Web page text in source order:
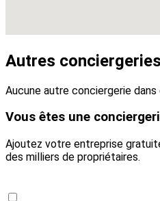
Autres
Aucune autre conciergerie
Vous êtes une
Ajoutez votre entreprise
des milliers de propriétaires.